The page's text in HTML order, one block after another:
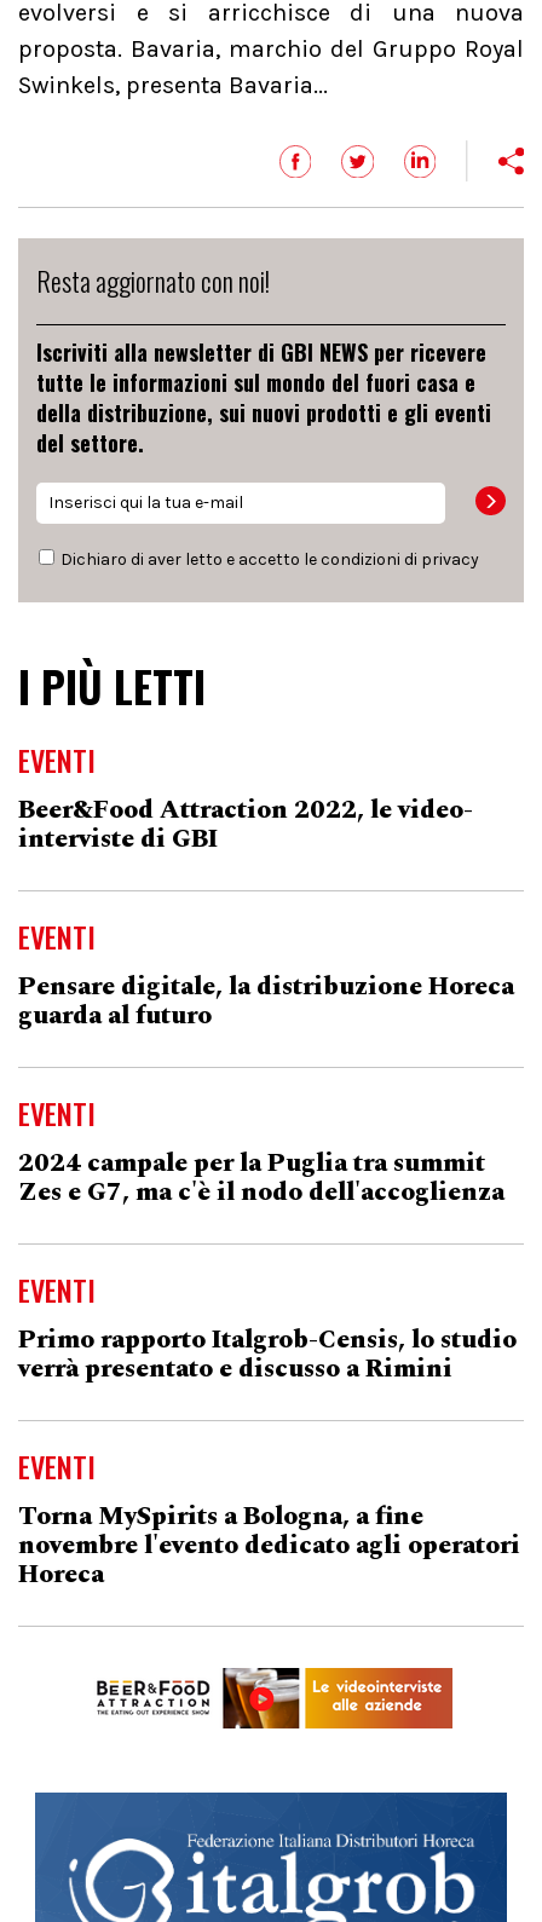
evolversi e si arricchisce di una nuova
proposta. Bavaria, marchio del Gruppo Royal
Swinkels, presenta Bavaria...
Resta aggiornato con noi!
Iscriviti alla newsletter di GBI NEWS per ricevere
tutte le informazioni sul mondo del fuori casa e
della distribuzione, sui nuovi prodotti e gli eventi
del settore.
Dichiaro di aver letto e accetto le condizioni di privacy
I PIÙ LETTI
EVENTI
Beer&Food Attraction 2022, le video-
interviste di GBI
EVENTI
Pensare digitale, la distribuzione Horeca
guarda al futuro
EVENTI
2024 campale per la Puglia tra summit
Zes e G7, ma c'è il nodo dell'accoglienza
EVENTI
Primo rapporto Italgrob-Censis, lo studio
verrà presentato e discusso a Rimini
EVENTI
Torna MySpirits a Bologna, a fine
novembre l'evento dedicato agli operatori
Horeca